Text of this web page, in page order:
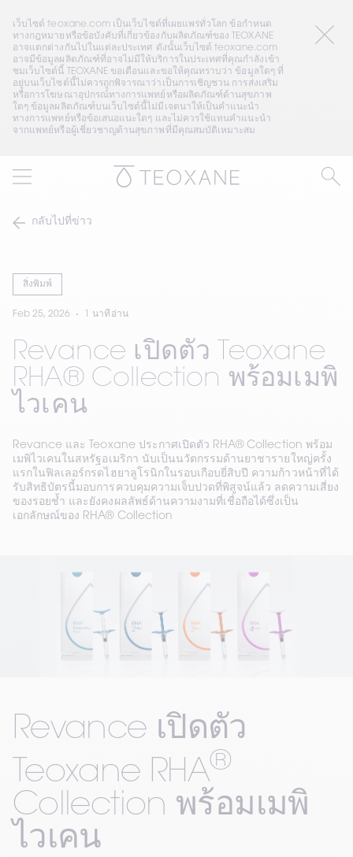
เว็บไซต์ teoxane.com เป็นเว็บไซต์ที่เผยแพร่ทั่วโลก ข้อกำหนด
ทางกฎหมายหรือข้อบังคับที่เกี่ยวข้องกับผลิตภัณฑ์ของ TEOXANE
อาจแตกต่างกันไปในแต่ละประเทศ ดังนั้นเว็บไซต์ teoxane.com
อาจมีข้อมูลผลิตภัณฑ์ที่อาจไม่มีให้บริการในประเทศที่คุณกำลังเข้า
ชมเว็บไซต์นี้ TEOXANE ขอเตือนและขอให้คุณทราบว่า ข้อมูลใดๆ ที่
อยู่บนเว็บไซต์นี้ไม่ควรถูกพิจารณาว่าเป็นการเชิญชวน การส่งเสริม
หรือการโฆษณาอุปกรณ์ทางการแพทย์หรือผลิตภัณฑ์ด้านสุขภาพ
ใดๆ ข้อมูลผลิตภัณฑ์บนเว็บไซต์นี้ไม่มีเจตนาให้เป็นคำแนะนำ
ทางการแพทย์หรือข้อเสนอแนะใดๆ และไม่ควรใช้แทนคำแนะนำ
จากแพทย์หรือผู้เชี่ยวชาญด้านสุขภาพที่มีคุณสมบัติเหมาะสม
กลับไปที่ข่าว
สิ่งพิมพ์
Feb 25, 2026 1 นาทีอ่าน
Revance เปิดตัว Teoxane
RHA® Collection พร้อมเมพิ
ไวเคน
Revance และ Teoxane ประกาศเปิดตัว RHA® Collection พร้อม
เมพิไวเคนในสหรัฐอเมริกา นับเป็นนวัตกรรมด้านยาชารายใหญ่ครั้ง
แรกในฟิลเลอร์กรดไฮยาลูโรนิกในรอบเกือบยี่สิบปี ความก้าวหน้าที่ได้
รับสิทธิบัตรนี้มอบการควบคุมความเจ็บปวดที่พิสูจน์แล้ว ลดความเสี่ยง
ของรอยช้ำ และยังคงผลลัพธ์ด้านความงามที่เชื่อถือได้ซึ่งเป็น
เอกลักษณ์ของ RHA® Collection
Revance เปิดตัว
Teoxane RHA®
Collection พร้อมเมพิ
ไวเคน